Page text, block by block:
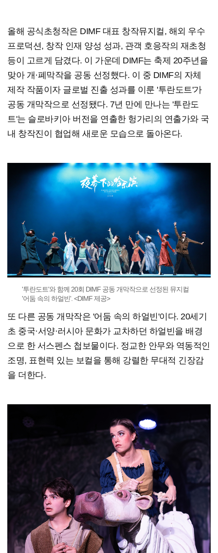
올해 공식초청작은 DIMF 대표 창작뮤지컬, 해외 우수
프로덕션, 창작 인재 양성 성과, 관객 호응작의 재초청
등이 고르게 담겼다. 이 가운데 DIMF는 축제 20주년을
맞아 개·폐막작을 공동 선정했다. 이 중 DIMF의 자체
제작 작품이자 글로벌 진출 성과를 이룬 '투란도트'가
공동 개막작으로 선정됐다. 7년 만에 만나는 '투란도
트'는 슬로바키아 버전을 연출한 헝가리의 연출가와 국
내 창작진이 협업해 새로운 모습으로 돌아온다.
'투란도트'와 함께 20회 DIMF 공동 개막작으로 선정된 뮤지컬
'어둠 속의 하얼빈'. <DIMF 제공>
또 다른 공동 개막작은 '어둠 속의 하얼빈'이다. 20세기
초 중국·서양·러시아 문화가 교차하던 하얼빈을 배경
으로 한 서스펜스 첩보물이다. 정교한 안무와 역동적인
조명, 표현력 있는 보컬을 통해 강렬한 무대적 긴장감
을 더한다.